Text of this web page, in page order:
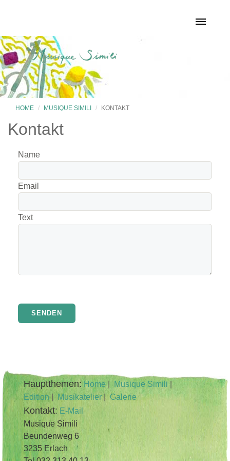
HOME MUSIQUE SIMILI KONTAKT
Kontakt
Name
Email
Text
SENDEN
Hauptthemen: Home| Musique Simili
Edition| Musikatelier| Galerie
Kontakt: E-Mail
Musique Simili
Beundenweg 6
3235 Erlach